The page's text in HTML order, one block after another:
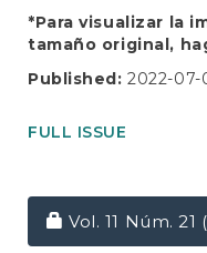
*Para visualizar la
tamaño original,
Published:2022-07-
FULL ISSUE
Requires
Vol. 11 Núm.